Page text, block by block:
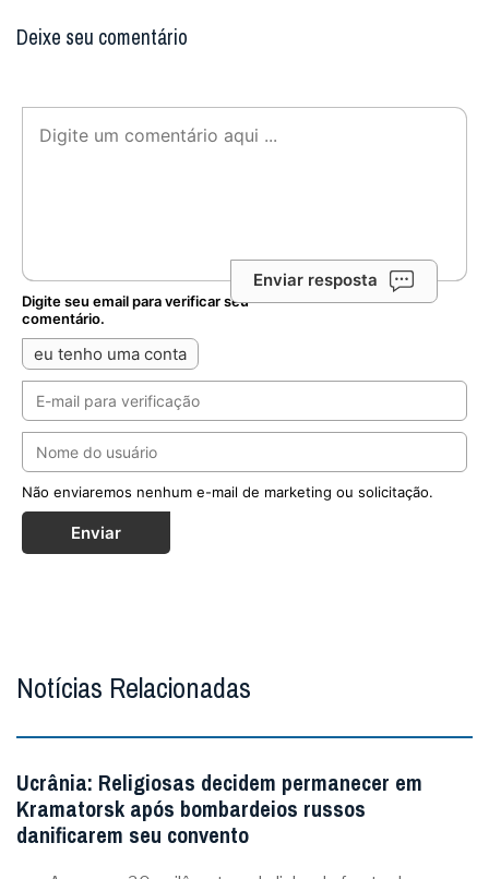
Deixe seu comentário
Enviar resposta
Digite seu email para verificar seu
comentário.
eu tenho uma conta
Não enviaremos nenhum e-mail de marketing ou solicitação.
Enviar
Notícias Relacionadas
Ucrânia: Religiosas decidem permanecer em
Kramatorsk após bombardeios russos
danificarem seu convento